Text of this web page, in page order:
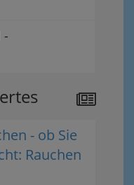
-
- ob Sie
Rauchen